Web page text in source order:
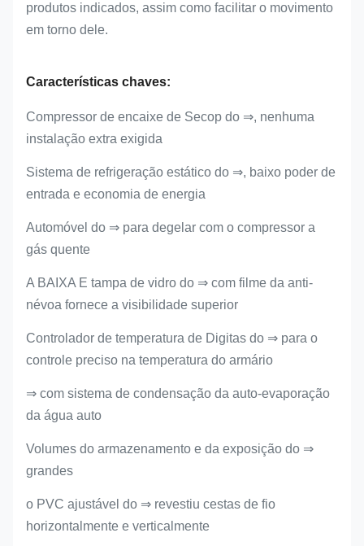
produtos indicados, assim como facilitar o movimento
em torno dele.
Características chaves:
Compressor de encaixe de Secop do ⇒, nenhuma
instalação extra exigida
Sistema de refrigeração estático do ⇒, baixo poder de
entrada e economia de energia
Automóvel do ⇒ para degelar com o compressor a
gás quente
A BAIXA E tampa de vidro do ⇒ com filme da anti-
névoa fornece a visibilidade superior
Controlador de temperatura de Digitas do ⇒ para o
controle preciso na temperatura do armário
⇒ com sistema de condensação da auto-evaporação
da água auto
Volumes do armazenamento e da exposição do ⇒
grandes
o PVC ajustável do ⇒ revestiu cestas de fio
horizontalmente e verticalmente